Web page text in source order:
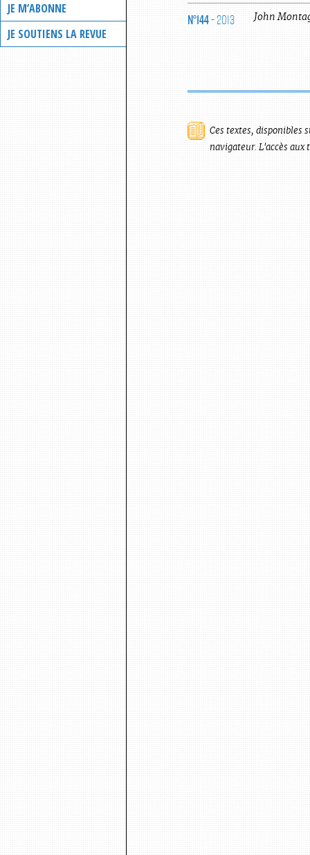
JE M’ABONNE
JE SOUTIENS LA REVUE
N°144- 2013 John
Ces textes, disponibles
navigateur. L'accès aux